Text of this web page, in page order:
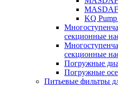
KQ
секционные
секционные
Погружные
Погружные
Питьевые фильтры